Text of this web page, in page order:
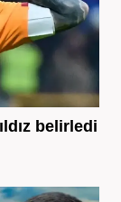
belirledi